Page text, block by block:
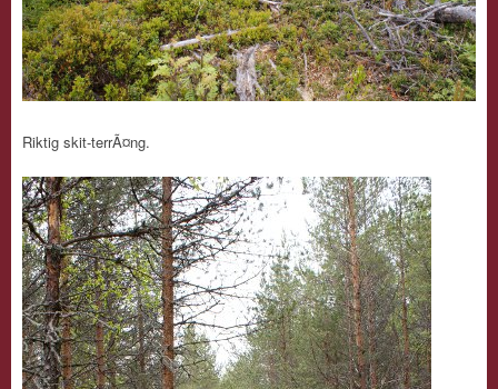
Riktig skit-terrÃ¤ng.